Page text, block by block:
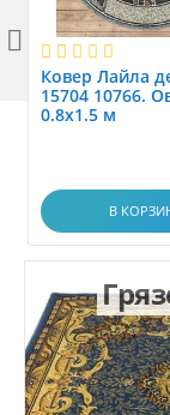
Ковер Лайла
15704 10766.
0.8x1.5 м
В
